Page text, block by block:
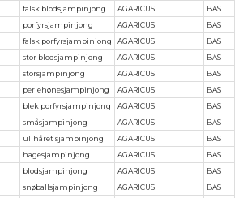
falsk blodsjampinjong AGARICUS
BAS
porfyrsjampinjong AGARICUS
BAS
falsk porfyrsjampinjong AGARICUS
BAS
stor blodsjampinjong AGARICUS
BAS
storsjampinjong AGARICUS
BAS
perlehønesjampinjong AGARICUS
BAS
blek porfyrsjampinjong AGARICUS
BAS
småsjampinjong AGARICUS
BAS
ullhåret sjampinjong AGARICUS
BAS
hagesjampinjong AGARICUS
BAS
blodsjampinjong AGARICUS
BAS
snøballsjampinjong AGARICUS
BAS